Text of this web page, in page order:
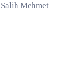
Salih Mehmet